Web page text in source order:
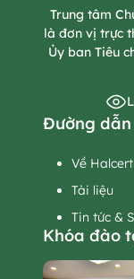
Trung tâm
là đơn vị trực
Ủy ban Tiêu
Đường dẫn
Về Halcert
Tài liệu
Tin tức &
Khóa đào